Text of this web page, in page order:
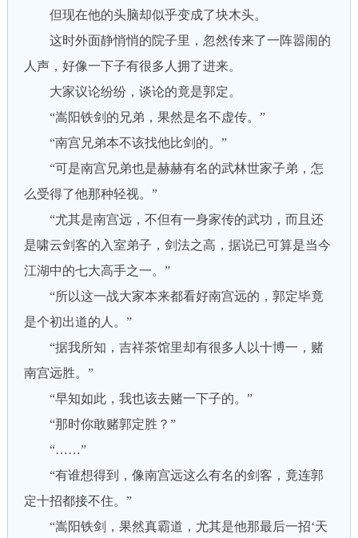
但现在他的头脑却似乎变成了块木头。
这时外面静悄悄的院子里，忽然传来了一阵嚣闹的
人声，好像一下子有很多人拥了进来。
大家议论纷纷，谈论的竟是郭定。
“嵩阳铁剑的兄弟，果然是名不虚传。”
“南宫兄弟本不该找他比剑的。”
“可是南宫兄弟也是赫赫有名的武林世家子弟，怎
么受得了他那种轻视。”
“尤其是南宫远，不但有一身家传的武功，而且还
是啸云剑客的入室弟子，剑法之高，据说已可算是当今
江湖中的七大高手之一。”
“所以这一战大家本来都看好南宫远的，郭定毕竟
是个初出道的人。”
“据我所知，吉祥茶馆里却有很多人以十博一，赌
南宫远胜。”
“早知如此，我也该去赌一下子的。”
“那时你敢赌郭定胜？”
“……”
“有谁想得到，像南宫远这么有名的剑客，竟连郭
定十招都接不住。”
“嵩阳铁剑，果然真霸道，尤其是他那最后一招‘天